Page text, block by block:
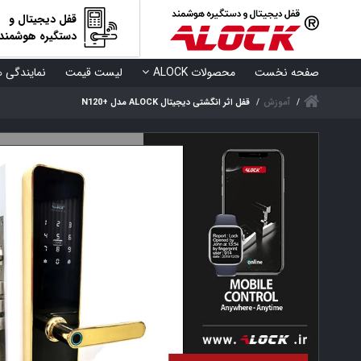
قفل دیجیتال و
دستگیره
صفحه نخست محصولات ALOCK لیست قیمت نمایندگی
آموزش قفل اثر انگشتی دیجیتال ALOCK مدل +N120